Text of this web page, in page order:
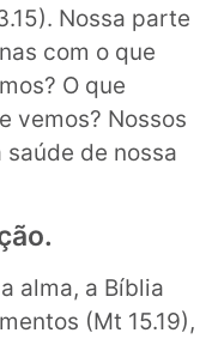
Nossa parte
com o que
O que
vemos? Nossos
de nossa
alma, a Bíblia
(Mt 15.19),